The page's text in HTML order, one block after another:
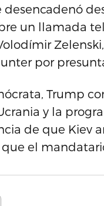
desencadenó
un llamada
por
Trump
y la
de que
el